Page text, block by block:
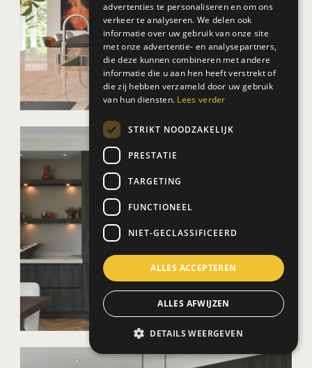
advertenties te personaliseren en om ons
verkeer te analyseren. We delen ook
informatie over uw gebruik van onze site
met onze advertentie- en analysepartners,
die deze kunnen combineren met andere
informatie die u aan hen heeft verstrekt of
die zij hebben verzameld door uw gebruik
van hun diensten. Lees verder
STRIKT NOODZAKELIJK
PRESTATIE
TARGETING
FUNCTIONEEL
NIET-GECLASSIFICEERD
ALLES ACCEPTEREN
ALLES AFWIJZEN
DETAILS WEERGEVEN